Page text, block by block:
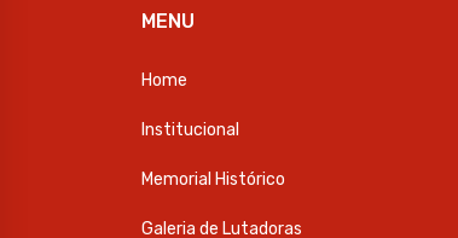
MENU
Home
Institucional
Memorial Histórico
Galeria de Lutadoras